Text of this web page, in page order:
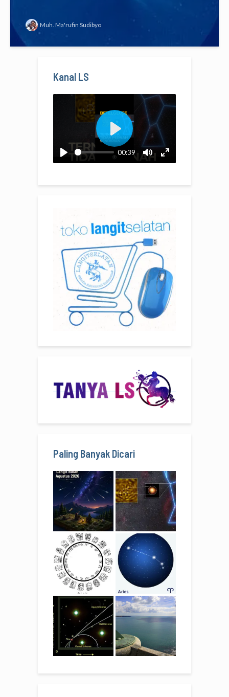
Muh. Ma'rufin Sudibyo
Kanal LS
Paling Banyak Dicari